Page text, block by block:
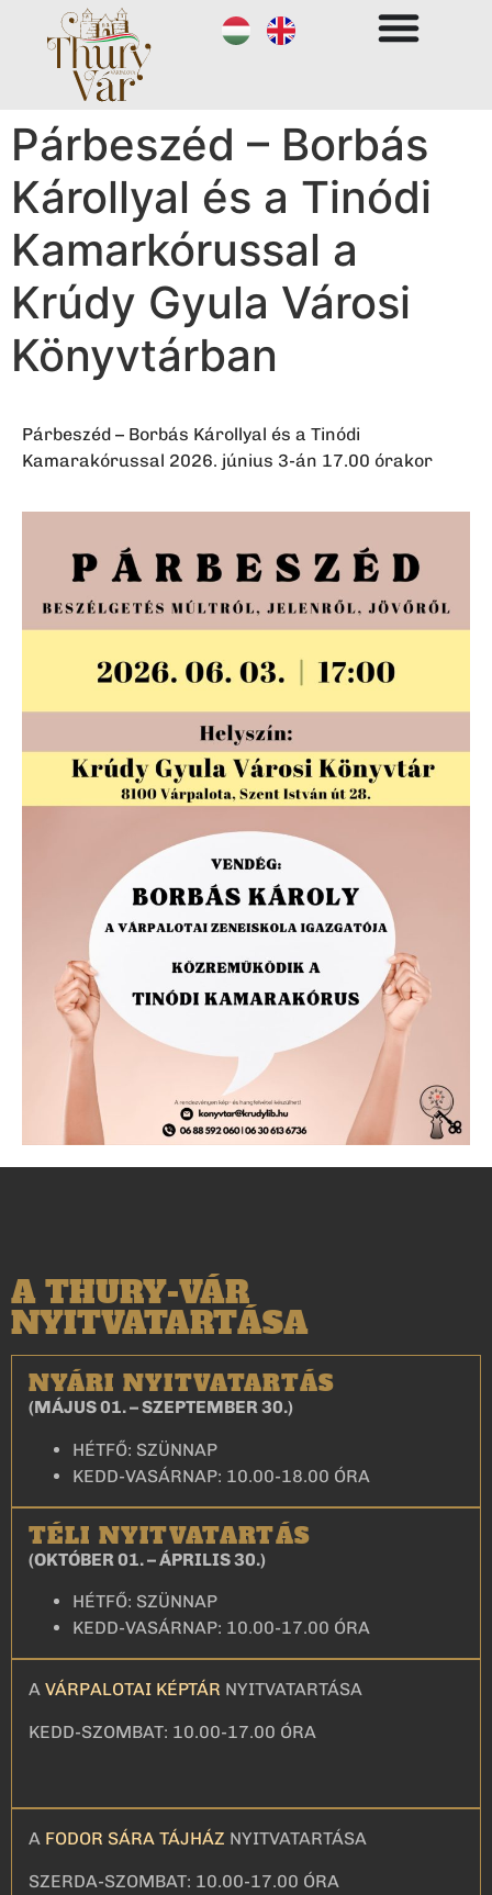
Párbeszéd – Borbás
Károllyal és a Tinódi
Kamarkórussal a
Krúdy Gyula Városi
Könyvtárban
Párbeszéd – Borbás Károllyal és a Tinódi
Kamarakórussal 2026. június 3-án 17.00 órakor
A THURY-VÁR
NYITVATARTÁSA
NYÁRI NYITVATARTÁS
(MÁJUS 01. – SZEPTEMBER 30.)
HÉTFŐ: SZÜNNAP
KEDD-VASÁRNAP: 10.00-18.00 ÓRA
TÉLI NYITVATARTÁS
(OKTÓBER 01. – ÁPRILIS 30.)
HÉTFŐ: SZÜNNAP
KEDD-VASÁRNAP: 10.00-17.00 ÓRA
A VÁRPALOTAI KÉPTÁR NYITVATARTÁSA
KEDD-SZOMBAT: 10.00-17.00 ÓRA
A FODOR SÁRA TÁJHÁZ NYITVATARTÁSA
SZERDA-SZOMBAT: 10.00-17.00 ÓRA